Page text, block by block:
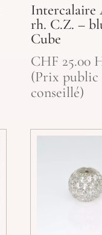
Intercalaire
rh. C.Z. –
Cube
CHF 25.00
(Prix public
conseillé)